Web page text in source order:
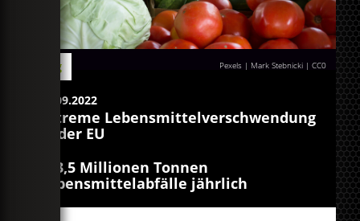
Pexels | Mark Stebnicki |CC0
Blog
21.09.2022
Extreme Lebensmittelverschwendung
in der EU
153,5 Millionen Tonnen
Lebensmittelabfälle jährlich